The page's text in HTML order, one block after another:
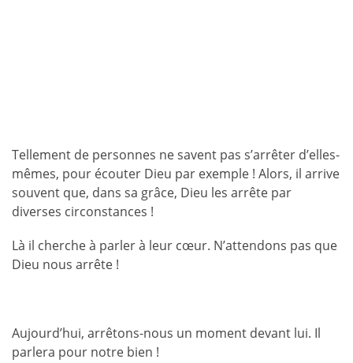
Tellement de personnes ne savent pas s’arrêter d’elles-
mêmes, pour écouter Dieu par exemple ! Alors, il arrive
souvent que, dans sa grâce, Dieu les arrête par
diverses circonstances !
Là il cherche à parler à leur cœur. N’attendons pas que
Dieu nous arrête !
Aujourd’hui, arrêtons-nous un moment devant lui. Il
parlera pour notre bien !